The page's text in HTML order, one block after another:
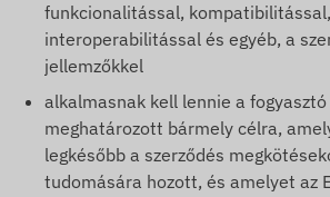
funkcionalitással, kompatibilitással,
interoperabilitással és egyéb, a
jellemzőkkel
alkalmasnak kell lennie a
meghatározott bármely célra,
legkésőbb a szerződés
tudomására hozott, és amelyet az